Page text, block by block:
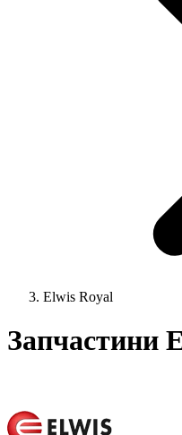
Elwis Royal
Запчастини